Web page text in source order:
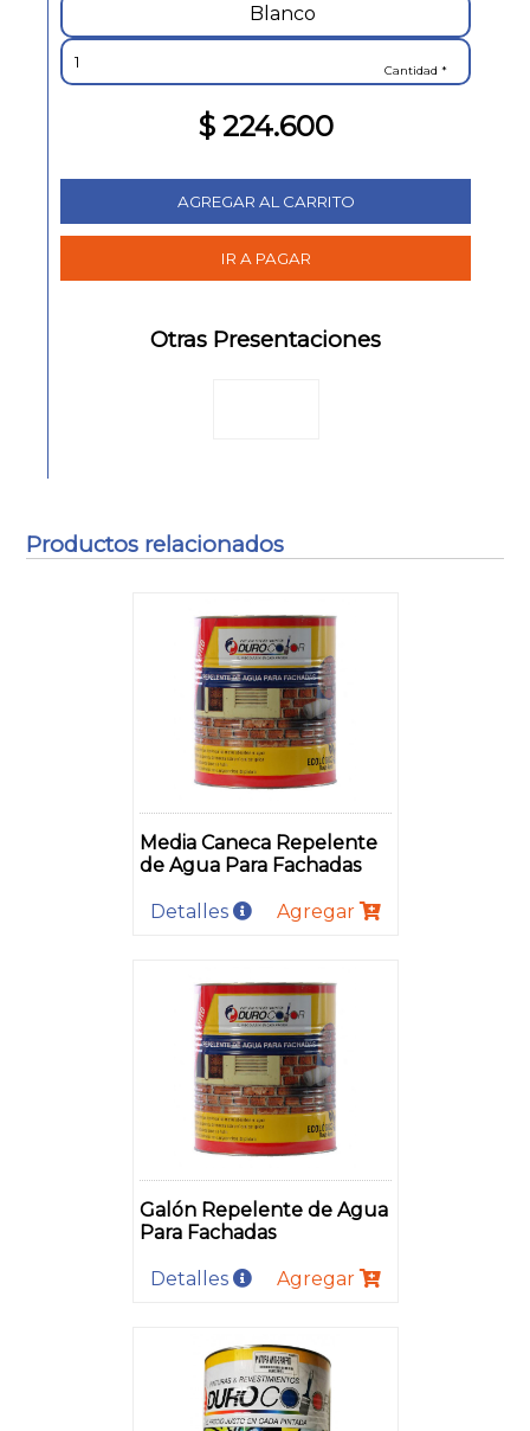
Blanco
Cantidad *
$ 224.600
Otras Presentaciones
Productos relacionados
Media Caneca Repelente
de Agua Para Fachadas
Detalles Agregar
Galón Repelente de Agua
Para Fachadas
Detalles Agregar